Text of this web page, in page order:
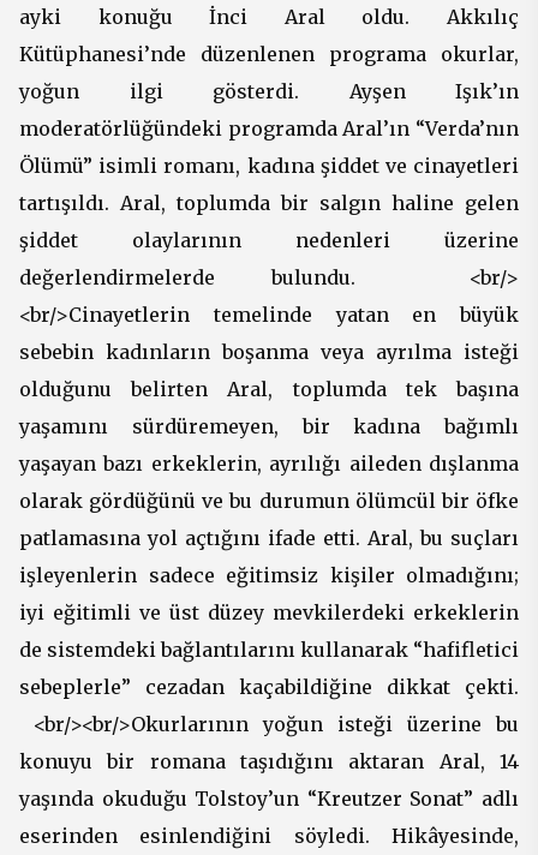
ayki konuğu İnci Aral oldu. Akkılıç
Kütüphanesi’nde düzenlenen programa okurlar,
yoğun ilgi gösterdi. Ayşen Işık’ın
moderatörlüğündeki programda Aral’ın “Verda’nın
Ölümü” isimli romanı, kadına şiddet ve cinayetleri
tartışıldı. Aral, toplumda bir salgın haline gelen
şiddet olaylarının nedenleri üzerine
değerlendirmelerde bulundu. <br/>
<br/>Cinayetlerin temelinde yatan en büyük
sebebin kadınların boşanma veya ayrılma isteği
olduğunu belirten Aral, toplumda tek başına
yaşamını sürdüremeyen, bir kadına bağımlı
yaşayan bazı erkeklerin, ayrılığı aileden dışlanma
olarak gördüğünü ve bu durumun ölümcül bir öfke
patlamasına yol açtığını ifade etti. Aral, bu suçları
işleyenlerin sadece eğitimsiz kişiler olmadığını;
iyi eğitimli ve üst düzey mevkilerdeki erkeklerin
de sistemdeki bağlantılarını kullanarak “hafifletici
sebeplerle” cezadan kaçabildiğine dikkat çekti.
<br/><br/>Okurlarının yoğun isteği üzerine bu
konuyu bir romana taşıdığını aktaran Aral, 14
yaşında okuduğu Tolstoy’un “Kreutzer Sonat” adlı
eserinden esinlendiğini söyledi. Hikâyesinde,